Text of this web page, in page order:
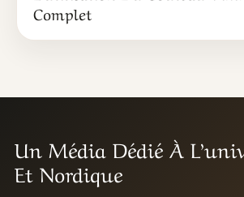
Complet
Un Média Dédié À
Et Nordique